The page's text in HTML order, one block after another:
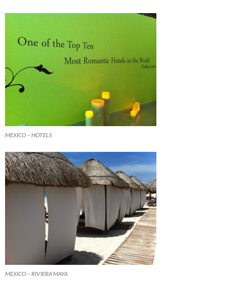
MEXICO – HOTELS
MEXICO – RIVIERA MAYA